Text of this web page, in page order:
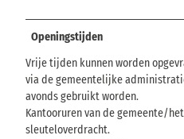
Openingstijden
Vrije tijden kunnen worden
via de gemeentelijke
avonds gebruikt worden.
Kantooruren van de gemeente/
sleuteloverdracht.